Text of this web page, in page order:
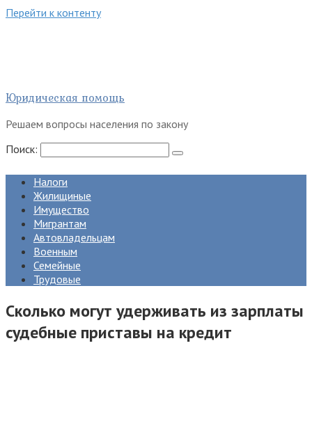
Перейти к контенту
Юридическая помощь
Решаем вопросы населения по закону
Поиск:
Налоги
Жилищиные
Имущество
Мигрантам
Автовладельцам
Военным
Семейные
Трудовые
Сколько могут удерживать из зарплаты
судебные приставы на кредит